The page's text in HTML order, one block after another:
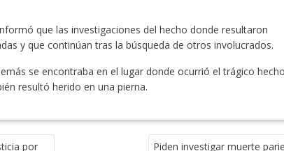
que las investigaciones del hecho donde resultaron
y que continúan tras la búsqueda de otros involucrados.
se encontraba en el lugar donde ocurrió el trágico
resultó herido en una pierna.
por
Piden investigar muerte